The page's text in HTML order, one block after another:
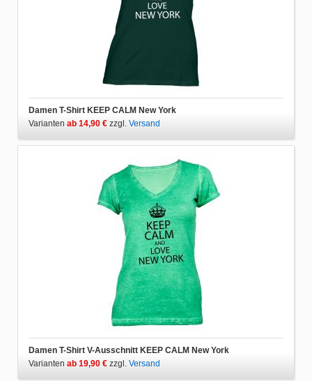
Damen T-Shirt KEEP CALM New York
Varianten ab 14,90 € zzgl. Versand
Damen T-Shirt V-Ausschnitt KEEP CALM New York
Varianten ab 19,90 € zzgl. Versand